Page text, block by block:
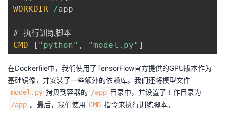
WORKDIR /app
CMD
[ "python" , "model.py" ]
在Dockerfile中，我们使用了TensorFlow官方提供的GPU版本作为
基础镜像，并安装了一些额外的依赖库。我们还将模型文件
model.py 拷贝到容器的 /app 目录中，并设置了工作目录为
/app 。最后，我们使用 CMD 指令来执行训练脚本。